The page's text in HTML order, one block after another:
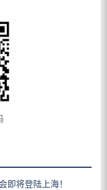
即将登陆上海！